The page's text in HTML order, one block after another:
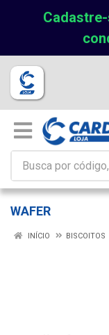
WAFER
INÍCIO BISCOITOS